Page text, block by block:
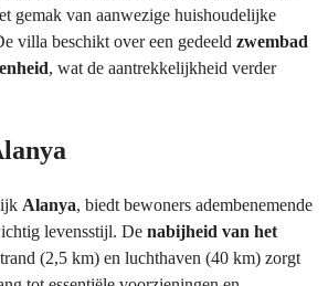
gemak van aanwezige huishoudelijke
villa beschikt over een gedeeld zwembad
, wat de aantrekkelijkheid verder
Alanya, biedt bewoners adembenemende
levensstijl. De nabijheid van het
(2,5 km) en luchthaven (40 km) zorgt